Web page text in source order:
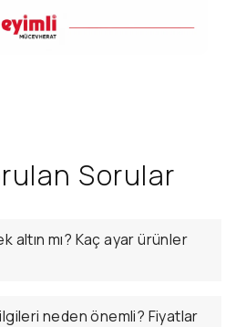
Sorular
altın mı? Kaç ayar ürünler
neden önemli? Fiyatlar